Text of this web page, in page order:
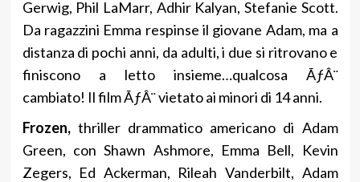
Gerwig, Phil LaMarr, Adhir Kalyan, Stefanie Scott.
Da ragazzini Emma respinse il giovane Adam, ma a
distanza di pochi anni, da adulti, i due si ritrovano e
finiscono a letto insieme…qualcosa ÃƒÂ¨
cambiato! Il film ÃƒÂ¨ vietato ai minori di 14 anni.
Frozen, thriller drammatico americano di Adam
Green, con Shawn Ashmore, Emma Bell, Kevin
Zegers, Ed Ackerman, Rileah Vanderbilt, Adam